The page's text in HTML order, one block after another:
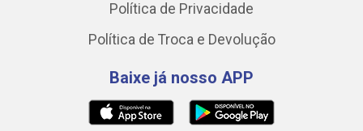
Política de Privacidade
Política de Troca e Devolução
Baixe já nosso APP